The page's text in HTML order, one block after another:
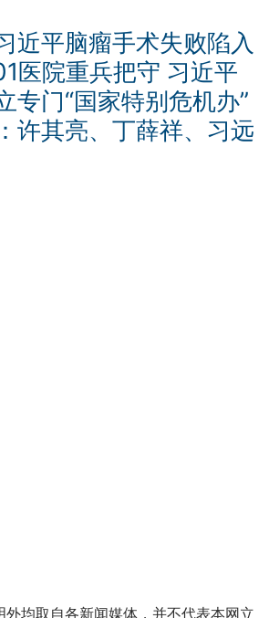
近平脑瘤手术失败陷入
医院重兵把守 习近平
专门“国家特别危机办”
许其亮、丁薛祥、习远
外均取自各新闻媒体，并不代表本网立